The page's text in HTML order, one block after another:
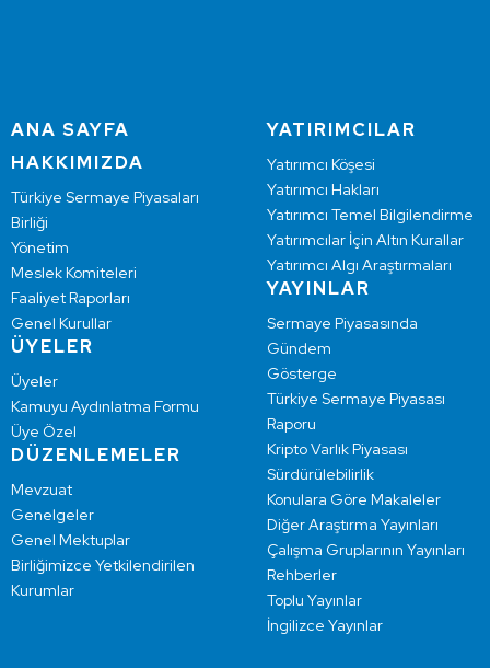
ANA SAYFA
HAKKIMIZDA
Türkiye Sermaye Piyasaları
Birliği
Yönetim
Meslek Komiteleri
Faaliyet Raporları
Genel Kurullar
ÜYELER
Üyeler
Kamuyu Aydınlatma Formu
Üye Özel
DÜZENLEMELER
Mevzuat
Genelgeler
Genel Mektuplar
Birliğimizce Yetkilendirilen
Kurumlar
YATIRIMCILAR
Yatırımcı Köşesi
Yatırımcı Hakları
Yatırımcı Temel Bilgilendirme
Yatırımcılar İçin Altın Kurallar
Yatırımcı Algı Araştırmaları
YAYINLAR
Sermaye Piyasasında
Gündem
Gösterge
Türkiye Sermaye Piyasası
Raporu
Kripto Varlık Piyasası
Sürdürülebilirlik
Konulara Göre Makaleler
Diğer Araştırma Yayınları
Çalışma Gruplarının Yayınları
Rehberler
Toplu Yayınlar
İngilizce Yayınlar